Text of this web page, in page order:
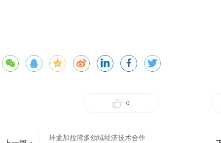
0
环孟加拉湾多领域经济技术合作